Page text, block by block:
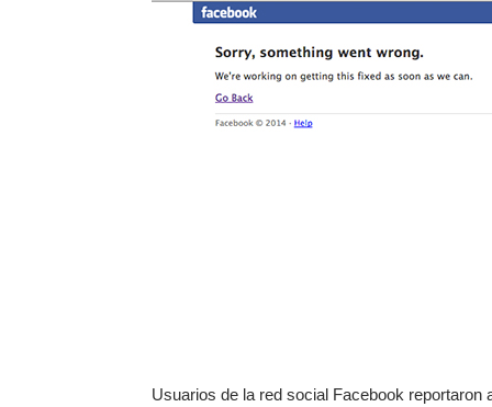
Usuarios de la red social Facebook